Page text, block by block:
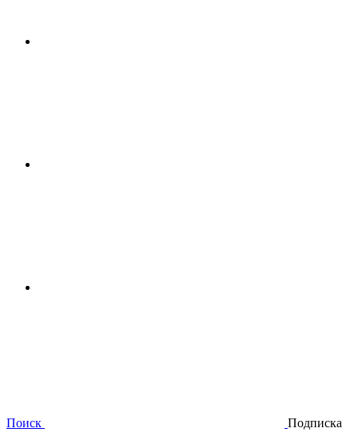
Поиск Подписка